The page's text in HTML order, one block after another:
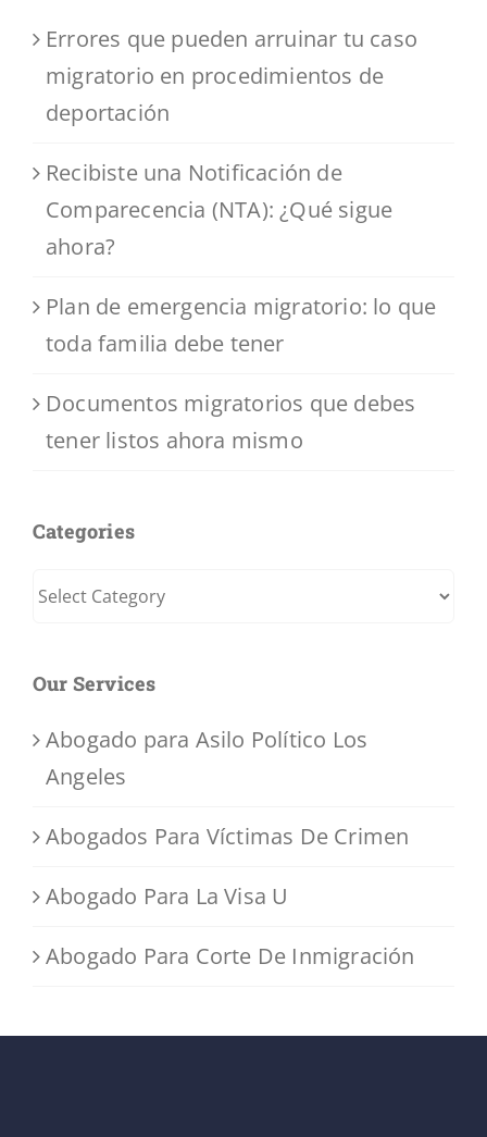
Errores que pueden arruinar tu caso
migratorio en procedimientos de
deportación
Recibiste una Notificación de
Comparecencia (NTA): ¿Qué sigue
ahora?
Plan de emergencia migratorio: lo que
toda familia debe tener
Documentos migratorios que debes
tener listos ahora mismo
Categories
Categories
Our Services
Abogado para Asilo Político Los
Angeles
Abogados Para Víctimas De Crimen
Abogado Para La Visa U
Abogado Para Corte De Inmigración